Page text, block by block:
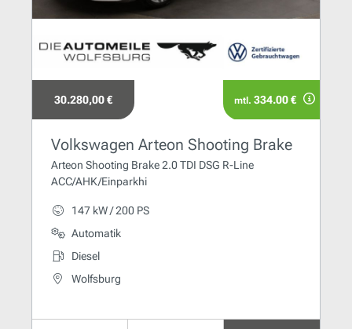
30.280,00 € mtl. 334.00 €
Volkswagen Arteon Shooting Brake
Arteon Shooting Brake 2.0 TDI DSG R-Line
ACC/AHK/Einparkhi
147 kW / 200 PS
Automatik
Diesel
Wolfsburg